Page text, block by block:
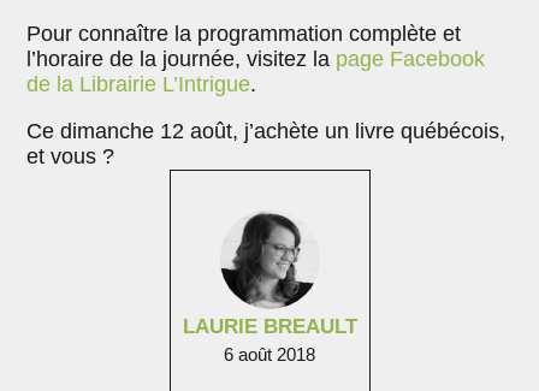
LAURIE BREAULT
6 août 2018
Pour connaître la programmation complète et
l’horaire de la journée, visitez la page Facebook
de la Librairie L’Intrigue.
Ce dimanche 12 août, j’achète un livre québécois,
et vous ?